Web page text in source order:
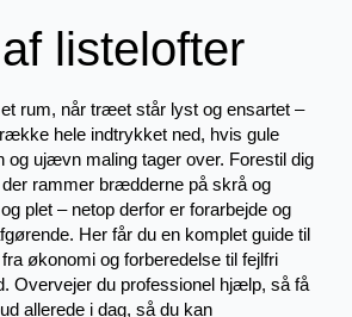
listelofter
rum, når træet står lyst og ensartet –
hele indtrykket ned, hvis gule
og ujævn maling tager over. Forestil dig
rammer brædderne på skrå og
plet – netop derfor er forarbejde og
Her får du en komplet guide til
økonomi og forberedelse til fejlfri
Overvejer du professionel hjælp, så få
allerede i dag, så du kan